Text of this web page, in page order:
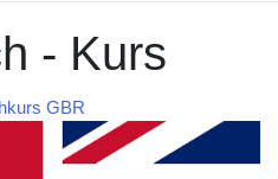
- Kurs
GBR